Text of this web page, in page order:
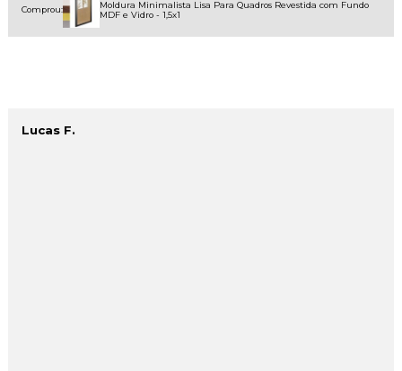
Comprou:
Moldura Minimalista Lisa Para Quadros Revestida com Fundo
MDF e Vidro - 1,5x1
Lucas F.